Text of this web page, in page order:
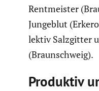
Rentmeister
Jungeblut
lektiv Salzgitter
(Braun­schweig).
Produktiv